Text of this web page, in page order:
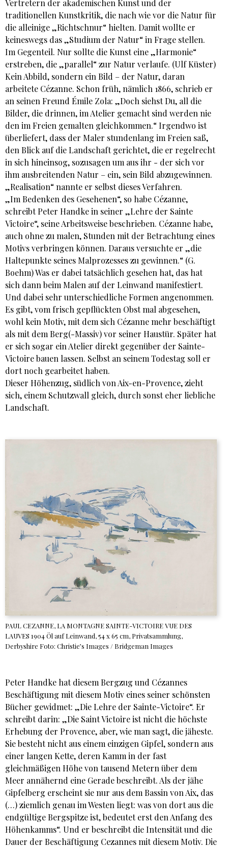
Vertretern der akademischen Kunst und der
traditionellen Kunstkritik, die nach wie vor die Natur für
die alleinige „Richtschnur“ hielten. Damit wollte er
keineswegs das „Studium der Natur“ in Frage stellen.
Im Gegenteil. Nur sollte die Kunst eine „Harmonie“
erstreben, die „parallel“ zur Natur verlaufe. (Ulf Küster)
Kein Abbild, sondern ein Bild – der Natur, daran
arbeitete Cézanne. Schon früh, nämlich 1866, schrieb er
an seinen Freund Émile Zola: „Doch siehst Du, all die
Bilder, die drinnen, im Atelier gemacht sind werden nie
den im Freien gemalten gleichkommen.“ Irgendwo ist
überliefert, dass der Maler stundenlang im Freien saß,
den Blick auf die Landschaft gerichtet, die er regelrecht
in sich hineinsog, sozusagen um aus ihr - der sich vor
ihm ausbreitenden Natur – ein, sein Bild abzugewinnen.
„Realisation“ nannte er selbst dieses Verfahren.
„Im Bedenken des Gesehenen“, so habe Cézanne,
schreibt Peter Handke in seiner „Lehre der Sainte
Victoire“, seine Arbeitsweise beschrieben. Cézanne habe,
auch ohne zu malen, Stunden mit der Betrachtung eines
Motivs verbringen können. Daraus versuchte er „die
Haltepunkte seines Malprozesses zu gewinnen.“ (G.
Boehm) Was er dabei tatsächlich gesehen hat, das hat
sich dann beim Malen auf der Leinwand manifestiert.
Und dabei sehr unterschiedliche Formen angenommen.
Es gibt, vom frisch gepflückten Obst mal abgesehen,
wohl kein Motiv, mit dem sich Cézanne mehr beschäftigt
als mit dem Berg(-Massiv) vor seiner Haustür. Später hat
er sich sogar ein Atelier direkt gegenüber der Sainte-
Victoire bauen lassen. Selbst an seinem Todestag soll er
dort noch gearbeitet haben.
Dieser Höhenzug, südlich von Aix-en-Provence, zieht
sich, einem Schutzwall gleich, durch sonst eher liebliche
Landschaft.
PAUL CEZANNE, LA MONTAGNE SAINTE-VICTOIRE VUE DES
LAUVES 1904 Öl auf Leinwand, 54 x 65 cm, Privatsammlung,
Derbyshire Foto: Christie’s Images / Bridgeman Images
Peter Handke hat diesem Bergzug und Cézannes
Beschäftigung mit diesem Motiv eines seiner schönsten
Bücher gewidmet: „Die Lehre der Sainte-Victoire“. Er
schreibt darin: „Die Saint Victoire ist nicht die höchste
Erhebung der Provence, aber, wie man sagt, die jäheste.
Sie besteht nicht aus einem einzigen Gipfel, sondern aus
einer langen Kette, deren Kamm in der fast
gleichmäßigen Höhe von tausend Metern über dem
Meer annähernd eine Gerade beschreibt. Als der jähe
Gipfelberg erscheint sie nur aus dem Bassin von Aix, das
(…) ziemlich genau im Westen liegt: was von dort aus die
endgültige Bergspitze ist, bedeutet erst den Anfang des
Höhenkamms“. Und er beschreibt die Intensität und die
Dauer der Beschäftigung Cezannes mit diesem Motiv. Die